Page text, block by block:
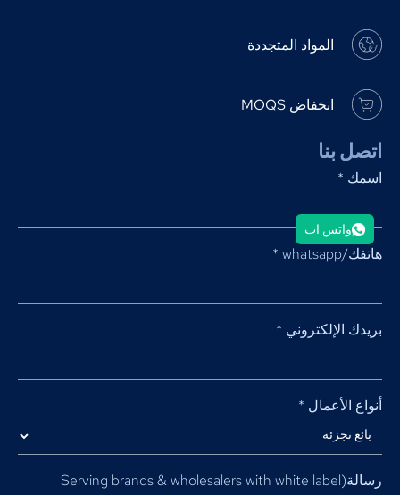
المواد المتجددة
انخفاض MOQS
اتصل بنا
اسمك*
هاتفك/whatsapp *
بريدك الإلكتروني*
أنواع الأعمال*
رسالة(Serving brands & wholesalers with white label
واتس اب